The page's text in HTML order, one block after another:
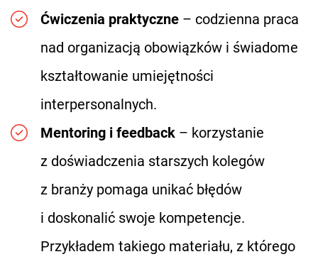
Ćwiczenia praktyczne – codzienna praca
nad organizacją obowiązków i świadome
kształtowanie umiejętności
interpersonalnych.
Mentoring i feedback – korzystanie
z doświadczenia starszych kolegów
z branży pomaga unikać błędów
i doskonalić swoje kompetencje.
Przykładem takiego materiału, z którego